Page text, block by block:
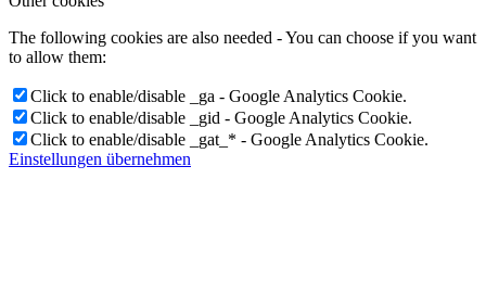
The following cookies are also needed - You can choose if you want
to allow them:
Click to enable/disable _ga - Google Analytics Cookie.
Click to enable/disable _gid - Google Analytics Cookie.
Click to enable/disable _gat_* - Google Analytics Cookie.
Einstellungen übernehmen